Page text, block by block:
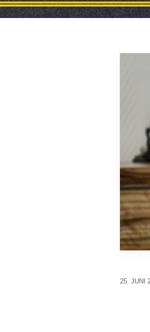
25. JUNI